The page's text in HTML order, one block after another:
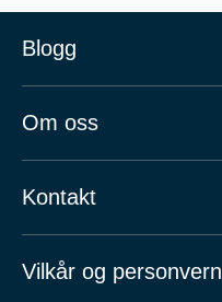
Blogg
Om oss
Kontakt
Vilkår og personvern